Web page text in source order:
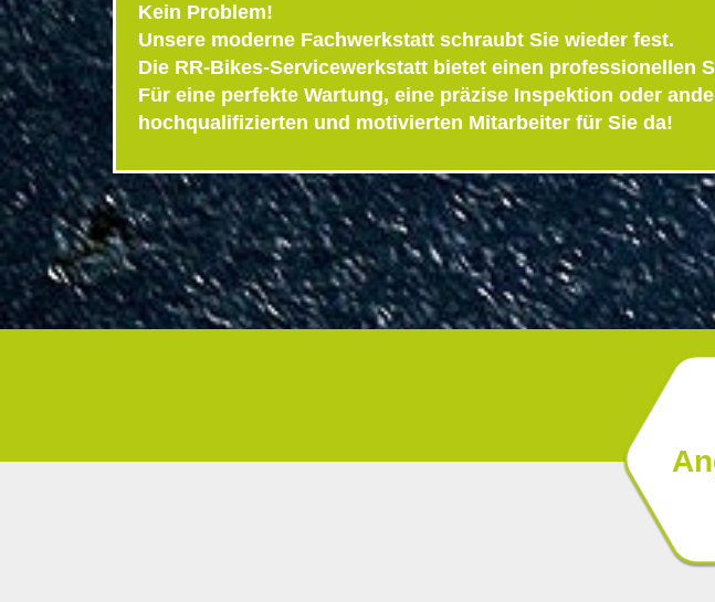
Kein Problem!
Unsere moderne Fachwerkstatt schraubt Sie wieder fest.
Die RR-Bikes-Servicewerkstatt bietet einen professionellen
Für eine perfekte Wartung, eine präzise Inspektion oder
hochqualifizierten und motivierten Mitarbeiter für Sie da!